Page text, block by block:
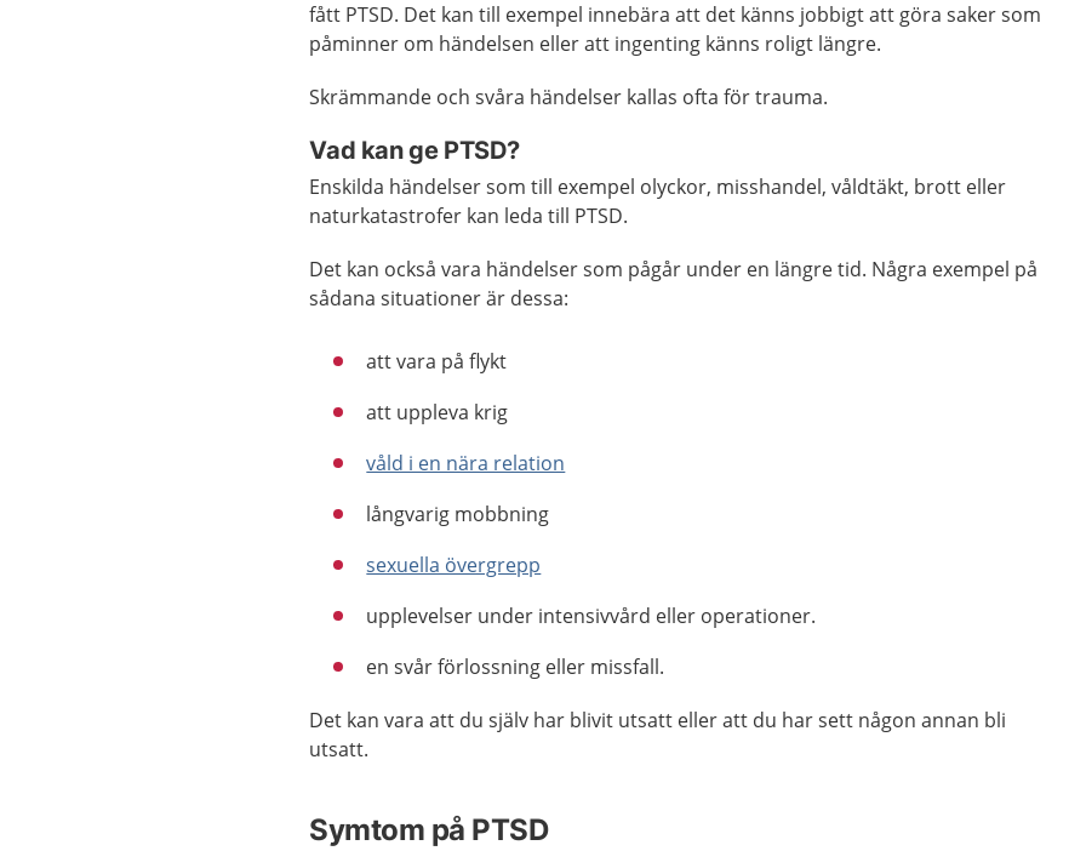
fått PTSD. Det kan till exempel innebära att det känns jobbigt att göra saker som
påminner om händelsen eller att ingenting känns roligt längre.
Skrämmande och svåra händelser kallas ofta för trauma.
Vad kan ge PTSD?
Enskilda händelser som till exempel olyckor, misshandel, våldtäkt, brott eller
naturkatastrofer kan leda till PTSD.
Det kan också vara händelser som pågår under en längre tid. Några exempel på
sådana situationer är dessa:
att vara på flykt
att uppleva krig
våld i en nära relation
långvarig mobbning
sexuella övergrepp
upplevelser under intensivvård eller operationer.
en svår förlossning eller missfall.
Det kan vara att du själv har blivit utsatt eller att du har sett någon annan bli
utsatt.
Symtom på PTSD